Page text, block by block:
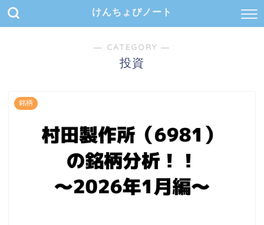
けんちょぴノート
― CATEGORY ―
投資
銘柄